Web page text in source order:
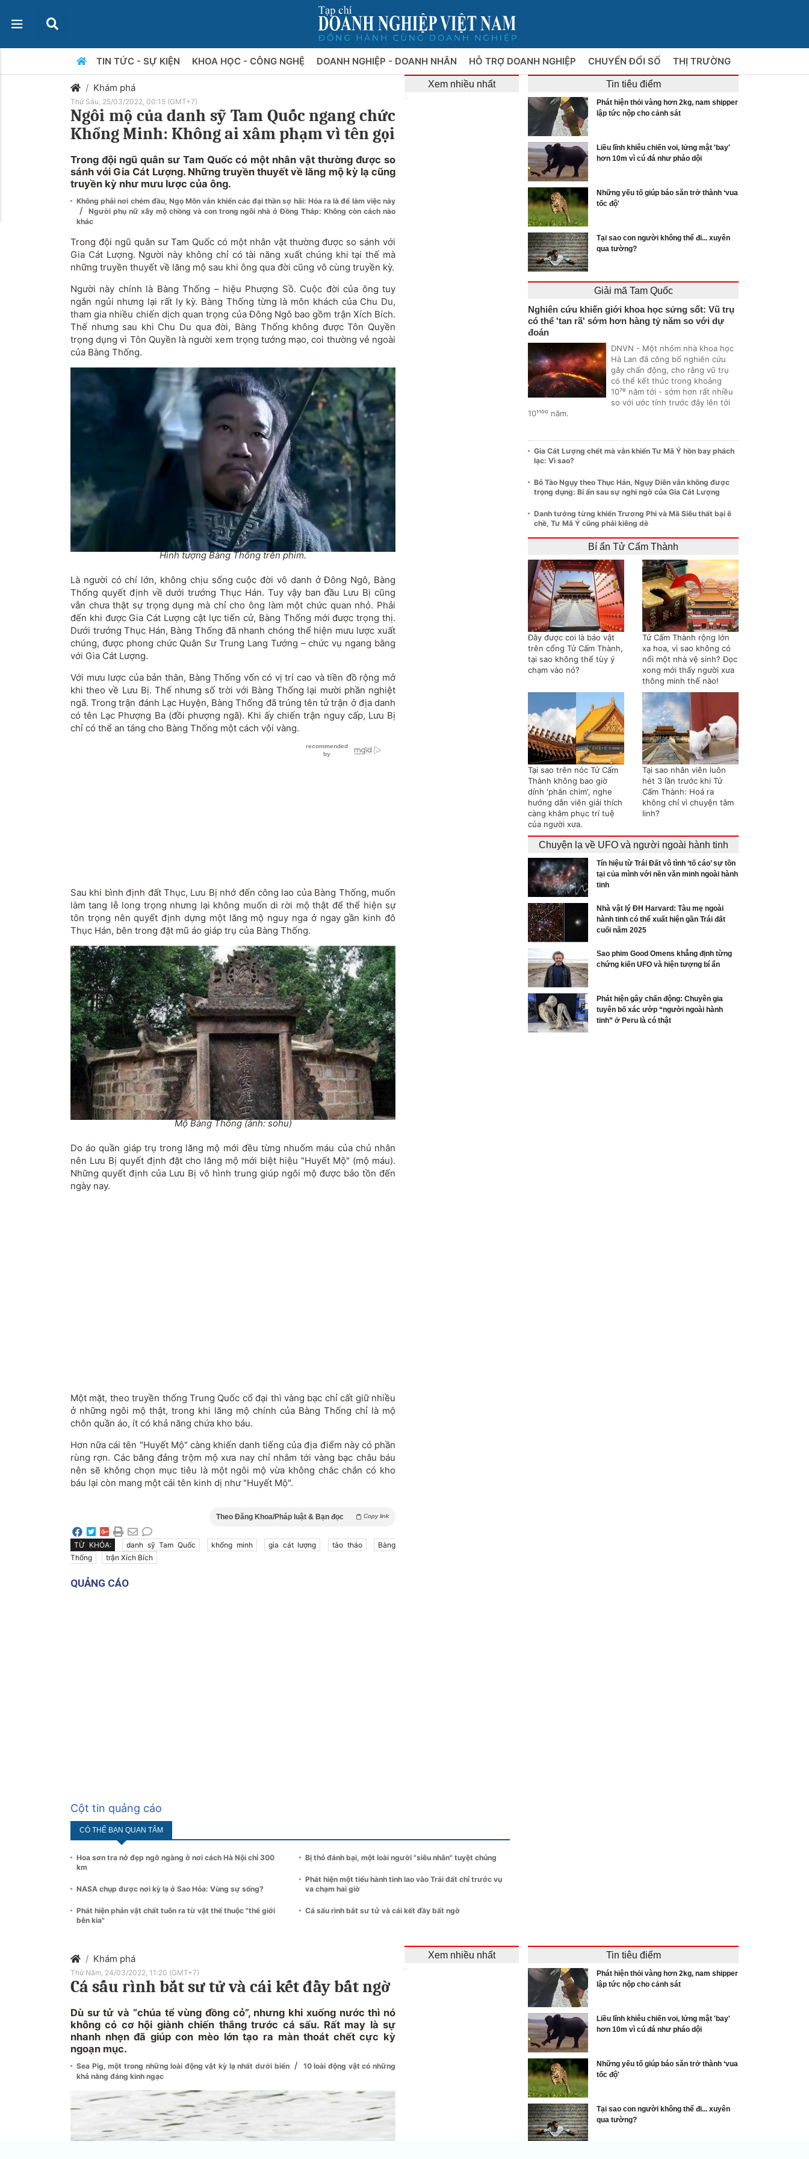
TIN TỨC - SỰ KIỆN KHOA HỌC - CÔNG NGHỆ DOANH NGHIỆP - DOANH NHÂN HỖ TRỢ DOANH NGHIỆP CHUYỂN ĐỔI SỐ THỊ TRƯỜNG
Khám phá
Thứ Sáu, 25/03/2022, 00:15 (GMT+7)
Ngôi mộ của danh sỹ Tam Quốc ngang chức
Khổng Minh: Không ai xâm phạm vì tên gọi
Trong đội ngũ quân sư Tam Quốc có một nhân vật thường được so
sánh với Gia Cát Lượng. Những truyền thuyết về lăng mộ kỳ lạ cũng
truyền kỳ như mưu lược của ông.
Không phải nơi chém đầu, Ngọ Môn vẫn khiến các đại thần sợ hãi: Hóa ra là để làm việc này
/
Người phụ nữ xây mộ chồng và con trong ngôi nhà ở Đồng Tháp: Không còn cách nào
khác
Trong đội ngũ quân sư Tam Quốc có một nhân vật thường được so sánh với
Gia Cát Lượng. Người này không chỉ có tài năng xuất chúng khi tại thế mà
những truyền thuyết về lăng mộ sau khi ông qua đời cũng vô cùng truyền kỳ.
Người này chính là Bàng Thống – hiệu Phượng Sồ. Cuộc đời của ông tuy
ngắn ngủi nhưng lại rất ly kỳ. Bàng Thống từng là môn khách của Chu Du,
tham gia nhiều chiến dịch quan trọng của Đông Ngô bao gồm trận Xích Bích.
Thế nhưng sau khi Chu Du qua đời, Bàng Thống không được Tôn Quyền
trọng dụng vì Tôn Quyền là người xem trọng tướng mạo, coi thường vẻ ngoài
của Bàng Thống.
Hình tượng Bàng Thống trên phim.
Là người có chí lớn, không chịu sống cuộc đời vô danh ở Đông Ngô, Bàng
Thống quyết định về dưới trướng Thục Hán. Tuy vậy ban đầu Lưu Bị cũng
vẫn chưa thật sự trọng dụng mà chỉ cho ông làm một chức quan nhỏ. Phải
đến khi được Gia Cát Lượng cật lực tiến cử, Bàng Thống mới được trọng thị.
Dưới trướng Thục Hán, Bàng Thống đã nhanh chóng thể hiện mưu lược xuất
chúng, được phong chức Quân Sư Trung Lang Tướng – chức vụ ngang bằng
với Gia Cát Lượng.
Với mưu lược của bản thân, Bàng Thống vốn có vị trí cao và tiền đồ rộng mở
khi theo về Lưu Bị. Thế nhưng số trời với Bàng Thống lại mười phần nghiệt
ngã. Trong trận đánh Lạc Huyện, Bàng Thống đã trúng tên tử trận ở địa danh
có tên Lạc Phượng Ba (đồi phượng ngã). Khi ấy chiến trận nguy cấp, Lưu Bị
chỉ có thể an táng cho Bàng Thống một cách vội vàng.
Sau khi bình định đất Thục, Lưu Bị nhớ đến công lao của Bàng Thống, muốn
làm tang lễ long trọng nhưng lại không muốn di rời mộ thật để thể hiện sự
tôn trọng nên quyết định dựng một lăng mộ nguy nga ở ngay gần kinh đô
Thục Hán, bên trong đặt mũ áo giáp trụ của Bàng Thống.
Mộ Bàng Thống (ảnh: sohu)
Do áo quần giáp trụ trong lăng mộ mới đều từng nhuốm máu của chủ nhân
nên Lưu Bị quyết định đặt cho lăng mộ mới biệt hiệu "Huyết Mộ" (mộ máu).
Những quyết định của Lưu Bị vô hình trung giúp ngôi mộ được bảo tồn đến
ngày nay.
Một mặt, theo truyền thống Trung Quốc cổ đại thì vàng bạc chỉ cất giữ nhiều
ở những ngôi mộ thật, trong khi lăng mộ chính của Bàng Thống chỉ là mộ
chôn quần áo, ít có khả năng chứa kho báu.
Hơn nữa cái tên "Huyết Mộ" càng khiến danh tiếng của địa điểm này có phần
rùng rợn. Các băng đảng trộm mộ xưa nay chỉ nhắm tới vàng bạc châu báu
nên sẽ không chọn mục tiêu là một ngôi mộ vừa không chắc chắn có kho
báu lại còn mang một cái tên kinh dị như "Huyết Mộ".
Theo Đăng Khoa/Pháp luật & Bạn đọc Copy link
TỪ KHÓA: danh sỹ Tam Quốc khổng minh gia cát lượng tào tháo
Bàng
Thống
trận Xích Bích
QUẢNG CÁO
Xem nhiều nhất
Cột tin quảng cáo
CÓ THỂ BẠN QUAN TÂM
Hoa sơn tra nở đẹp ngỡ ngàng ở nơi cách Hà Nội chỉ 300
km
NASA chụp được nơi kỳ lạ ở Sao Hỏa: Vùng sự sống?
Phát hiện phản vật chất tuôn ra từ vật thể thuộc "thế giới
bên kia"
Bị thỏ đánh bại, một loài người "siêu nhân" tuyệt chủng
Phát hiện một tiểu hành tinh lao vào Trái đất chỉ trước vụ
va chạm hai giờ
Cá sấu rình bắt sư tử và cái kết đầy bất ngờ
Tin tiêu điểm
Phát hiện thỏi vàng hơn 2kg, nam shipper
lập tức nộp cho cảnh sát
Liều lĩnh khiêu chiến voi, lửng mật 'bay'
hơn 10m vì cú đá như pháo dội
Những yếu tố giúp báo săn trở thành ‘vua
tốc độ'
Tại sao con người không thể đi... xuyên
qua tường?
Giải mã Tam Quốc
Nghiên cứu khiến giới khoa học sửng sốt: Vũ trụ
có thể 'tan rã' sớm hơn hàng tỷ năm so với dự
đoán
DNVN - Một nhóm nhà khoa học
Hà Lan đã công bố nghiên cứu
gây chấn động, cho rằng vũ trụ
có thể kết thúc trong khoảng
10⁷⁸ năm tới - sớm hơn rất nhiều
so với ước tính trước đây lên tới
10¹¹⁰⁰ năm.
Gia Cát Lượng chết mà vẫn khiến Tư Mã Ý hồn bay phách
lạc: Vì sao?
Bỏ Tào Ngụy theo Thục Hán, Ngụy Diên vẫn không được
trọng dụng: Bí ẩn sau sự nghi ngờ của Gia Cát Lượng
Danh tướng từng khiến Trương Phi và Mã Siêu thất bại ê
chề, Tư Mã Ý cũng phải kiêng dè
Bí ẩn Tử Cấm Thành
Đây được coi là bảo vật
trên cổng Tử Cấm Thành,
tại sao không thể tùy ý
chạm vào nó?
Tử Cấm Thành rộng lớn
xa hoa, vì sao không có
nổi một nhà vệ sinh? Đọc
xong mới thấy người xưa
thông minh thế nào!
Tại sao trên nóc Tử Cấm
Thành không bao giờ
dính 'phân chim', nghe
hướng dẫn viên giải thích
càng khâm phục trí tuệ
của người xưa.
Tại sao nhân viên luôn
hét 3 lần trước khi Tử
Cấm Thành: Hoá ra
không chỉ vì chuyện tâm
linh?
Chuyện lạ về UFO và người ngoài hành tinh
Tín hiệu từ Trái Đất vô tình ‘tố cáo’ sự tồn
tại của mình với nền văn minh ngoài hành
tinh
Nhà vật lý ĐH Harvard: Tàu mẹ ngoài
hành tinh có thể xuất hiện gần Trái đất
cuối năm 2025
Sao phim Good Omens khẳng định từng
chứng kiến UFO và hiện tượng bí ẩn
Phát hiện gây chấn động: Chuyên gia
tuyên bố xác ướp “người ngoài hành
tinh” ở Peru là có thật
Khám phá
Thứ Năm, 24/03/2022, 11:20 (GMT+7)
Cá sấu rình bắt sư tử và cái kết đầy bất ngờ
Dù sư tử và “chúa tể vùng đồng cỏ”, nhưng khi xuống nước thì nó
không có cơ hội giành chiến thắng trước cá sấu. Rất may là sự
nhanh nhẹn đã giúp con mèo lớn tạo ra màn thoát chết cực kỳ
ngoạn mục.
Sea Pig, một trong những loài động vật kỳ lạ nhất dưới biển /
10 loài động vật có những
khả năng đáng kinh ngạc
Xem nhiều nhất Tin tiêu điểm
Phát hiện thỏi vàng hơn 2kg, nam shipper
lập tức nộp cho cảnh sát
Liều lĩnh khiêu chiến voi, lửng mật 'bay'
hơn 10m vì cú đá như pháo dội
Những yếu tố giúp báo săn trở thành ‘vua
tốc độ'
Tại sao con người không thể đi... xuyên
qua tường?